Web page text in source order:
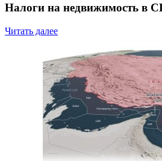
Налоги на недвижимость в
Читать далее